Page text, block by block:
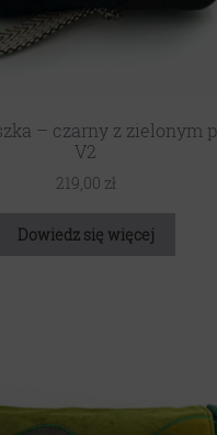
– czarny z zielonym
V2
219,00 zł
Dowiedz się więcej